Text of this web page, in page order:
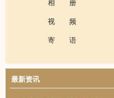
相 册
视 频
寄 语
最新资讯